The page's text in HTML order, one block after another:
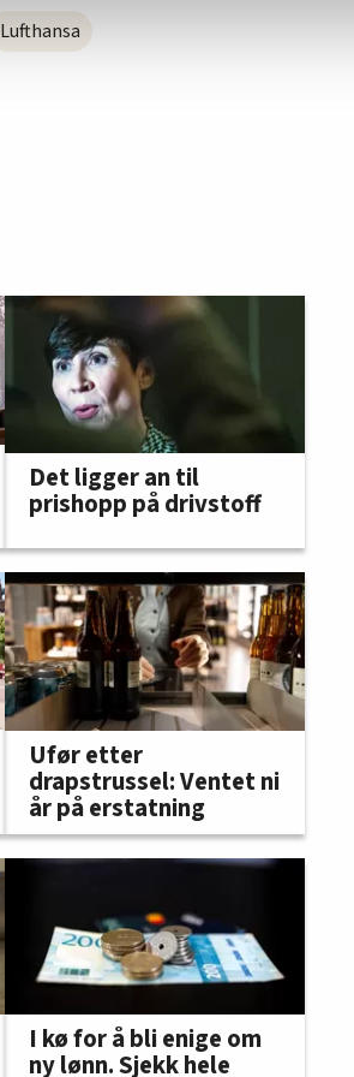
Lufthansa
Det ligger an til
prishopp på drivstoff
Ufør etter
drapstrussel: Ventet ni
år på erstatning
I kø for å bli enige om
ny lønn. Sjekk hele